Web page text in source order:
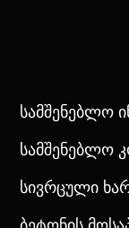
Სამშენებლო
Სამშენებლო
Სივრცული